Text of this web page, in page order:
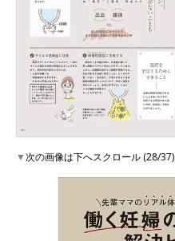
▼次の画像は下へスクロール (28/37)